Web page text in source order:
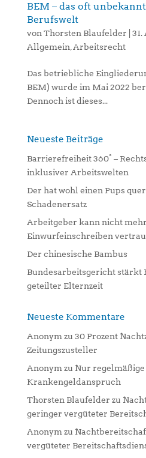
BEM – das oft
Berufswelt
von Thorsten Blaufelder 31.
Allgemein Arbeitsrecht
Das betriebliche
BEM) wurde im Mai 2022
Dennoch ist dieses...
Neueste Beiträge
Barrierefreiheit 360° –
inklusiver Arbeitswelten
Der hat wohl einen Pups
Schadenersatz
Arbeitgeber kann nicht
Einwurfeinschreiben
Der chinesische Bambus
Bundesarbeitsgericht stärkt
geteilter Elternzeit
Neueste Kommentare
Anonym zu 30 Prozent
Zeitungszusteller
Anonym zu Nur
Krankengeldanspruch
Thorsten Blaufelder zu
geringer vergüteter
Anonym zu
vergüteter